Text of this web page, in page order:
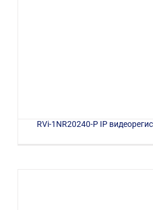
RVi-1NR20240-P IP